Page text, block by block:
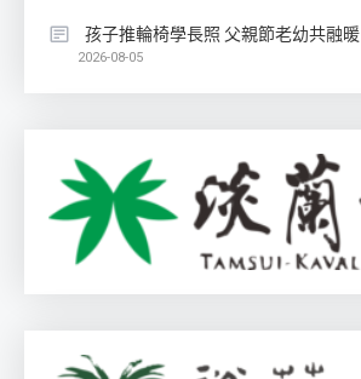
孩子推輪椅學長照 父親節老幼共融暖
2026-08-05